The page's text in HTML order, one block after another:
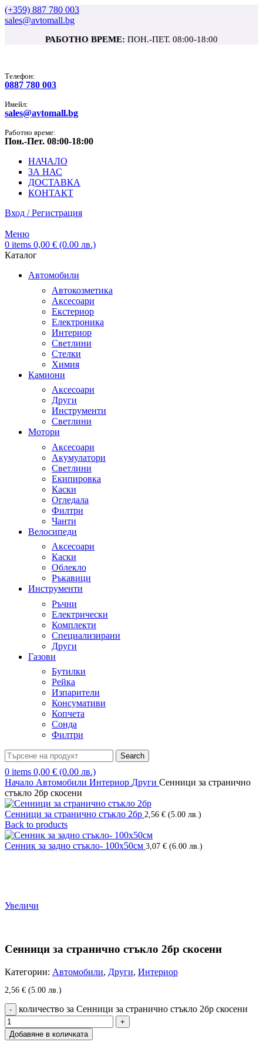
(+359) 887 780 003
sales@avtomall.bg
РАБОТНО ВРЕМЕ: ПОН.-ПЕТ. 08:00-18:00
Tелефон:
0887 780 003
Имейл:
sales@avtomall.bg
Работно време:
Пон.-Пет. 08:00-18:00
НАЧАЛО
ЗА НАС
ДОСТАВКА
КОНТАКТ
Вход / Регистрация
Меню
0 items 0,00 € (0.00 лв.)
Каталог
Автомобили
Автокозметика
Аксесоари
Екстериор
Електроника
Интериор
Светлини
Стелки
Химия
Камиони
Аксесоари
Други
Инструменти
Светлини
Мотори
Аксесоари
Акумулатори
Светлини
Екипировка
Каски
Огледала
Филтри
Чанти
Велосипеди
Аксесоари
Каски
Облекло
Ръкавици
Инструменти
Ръчни
Електрически
Комплекти
Специализирани
Други
Газови
Бутилки
Рейка
Изпарители
Консумативи
Копчета
Сонда
Филтри
Search
0 items 0,00 € (0.00 лв.)
Начало Автомобили Интериор Други Сенници за странично
стъкло 2бр скосени
Сенници за странично стъкло 2бр 2,56 € (5.00 лв.)
Back to products
Сенник за задно стъкло- 100х50см 3,07 € (6.00 лв.)
Увеличи
Сенници за странично стъкло 2бр скосени
Категории: Автомобили, Други, Интериор
2,56 € (5.00 лв.)
количество за Сенници за странично стъкло 2бр скосени
Добавяне в количката